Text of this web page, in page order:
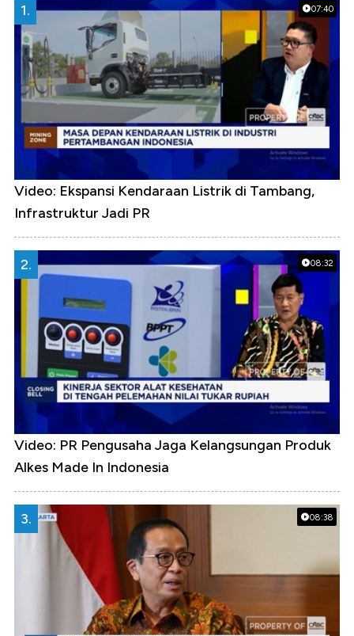
07:40
1.
Video: Ekspansi Kendaraan Listrik di Tambang,
Infrastruktur Jadi PR
08:32
2.
Video: PR Pengusaha Jaga Kelangsungan Produk
Alkes Made In Indonesia
08:38
3.